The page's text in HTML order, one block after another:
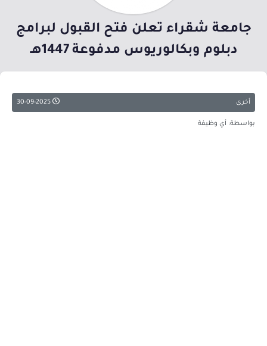
جامعة شقراء تعلن فتح القبول لبرامج
دبلوم وبكالوريوس مدفوعة 1447هـ
أخرى
بواسطة: أي وظيفة